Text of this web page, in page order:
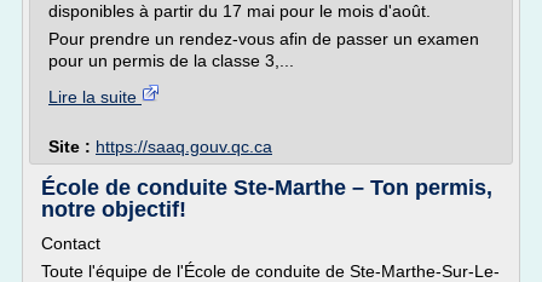
disponibles à partir du 17 mai pour le mois d'août.
Pour prendre un rendez-vous afin de passer un examen
pour un permis de la classe 3,...
Lire la suite
Site : https://saaq.gouv.qc.ca
École de conduite Ste-Marthe – Ton permis,
notre objectif!
Contact
Toute l'équipe de l'École de conduite de Ste-Marthe-Sur-Le-